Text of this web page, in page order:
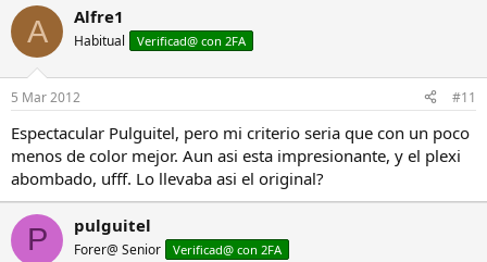
A Alfre1
Habitual Verificad@ con 2FA
5 Mar 2012 #11
Espectacular Pulguitel, pero mi criterio seria que con un poco
menos de color mejor. Aun asi esta impresionante, y el plexi
abombado, ufff. Lo llevaba asi el original?
P pulguitel
Forer@ Senior Verificad@ con 2FA